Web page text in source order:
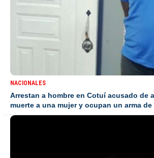
NACIONALES
Arrestan a hombre en Cotuí acusado de
muerte a una mujer y ocupan un arma